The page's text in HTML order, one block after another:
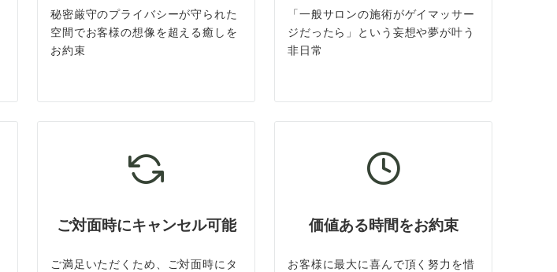
秘密厳守のプライバシーが守られた
空間でお客様の想像を超える癒しを
お約束
「一般サロンの施術がゲイマッサー
ジだったら」という妄想や夢が叶う
非日常
ご対面時にキャンセル可能
ご満足いただくため、ご対面時にタ
価値ある時間をお約束
お客様に最大に喜んで頂く努力を惜